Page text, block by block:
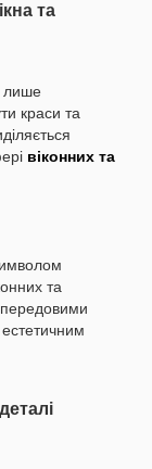
та
лише
краси та
віконних та
та